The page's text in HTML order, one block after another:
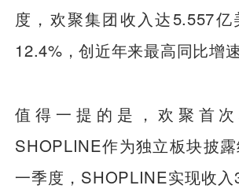
度，欢聚集团收入达5.557亿
12.4%，创近年来最高同比增速
值得一提的是，欢聚首
SHOPLINE作为独立板块披
一季度，SHOPLINE实现收入